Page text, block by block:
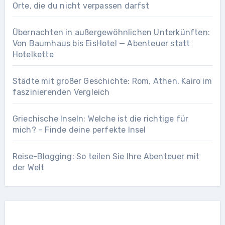
Orte, die du nicht verpassen darfst
Übernachten in außergewöhnlichen Unterkünften:
Von Baumhaus bis EisHotel — Abenteuer statt
Hotelkette
Städte mit großer Geschichte: Rom, Athen, Kairo im
faszinierenden Vergleich
Griechische Inseln: Welche ist die richtige für
mich? – Finde deine perfekte Insel
Reise-Blogging: So teilen Sie Ihre Abenteuer mit
der Welt